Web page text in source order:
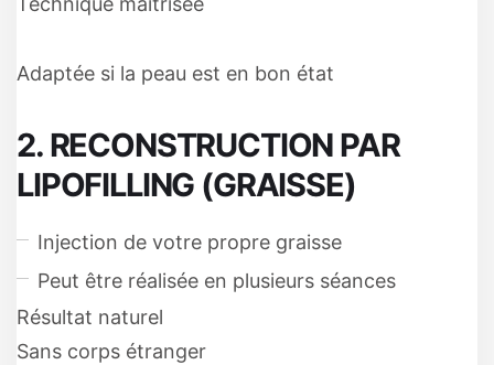
Adaptée si la peau est en bon état
2. RECONSTRUCTION PAR
LIPOFILLING (GRAISSE)
Injection de votre propre graisse
Peut être réalisée en plusieurs séances
Résultat naturel
Sans corps étranger